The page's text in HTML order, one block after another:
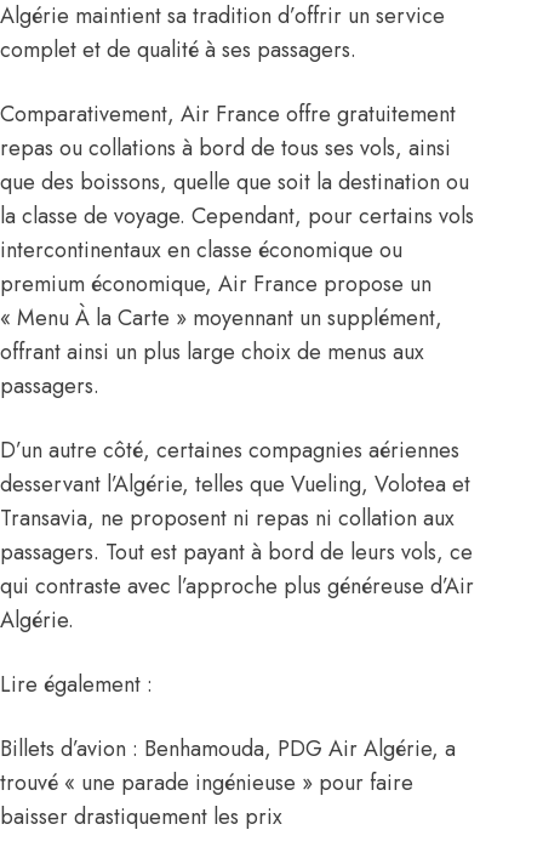
Algérie maintient sa tradition d’offrir un service
complet et de qualité à ses passagers.
Comparativement, Air France offre gratuitement
repas ou collations à bord de tous ses vols, ainsi
que des boissons, quelle que soit la destination ou
la classe de voyage. Cependant, pour certains vols
intercontinentaux en classe économique ou
premium économique, Air France propose un
« Menu À la Carte » moyennant un supplément,
offrant ainsi un plus large choix de menus aux
passagers.
D’un autre côté, certaines compagnies aériennes
desservant l’Algérie, telles que Vueling, Volotea et
Transavia, ne proposent ni repas ni collation aux
passagers. Tout est payant à bord de leurs vols, ce
qui contraste avec l’approche plus généreuse d’Air
Algérie.
Lire également :
Billets d’avion : Benhamouda, PDG Air Algérie, a
trouvé « une parade ingénieuse » pour faire
baisser drastiquement les prix